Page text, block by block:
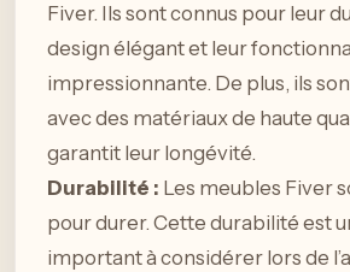
Fiver. Ils sont connus pour leur
design élégant et leur
impressionnante. De plus, ils
avec des matériaux de haute
garantit leur longévité.
Durabilité : Les meubles Fiver
pour durer. Cette durabilité est
important à considérer lors de